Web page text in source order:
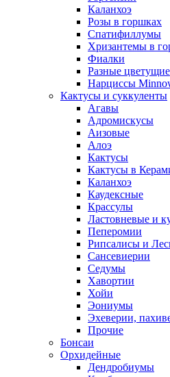
Каланхоэ
Розы в горшках
Спатифиллумы
Хризантемы в
Фиалки
Разные цветущие
Нарциссы
Кактусы и суккуленты
Агавы
Адромискусы
Аизовые
Алоэ
Кактусы
Кактусы в
Каланхоэ
Каудексные
Крассулы
Ластовневые и
Пеперомии
Рипсалисы и
Сансевиерии
Седумы
Хавортии
Хойи
Эониумы
Эхеверии,
Прочие
Бонсаи
Орхидейные
Дендробиумы